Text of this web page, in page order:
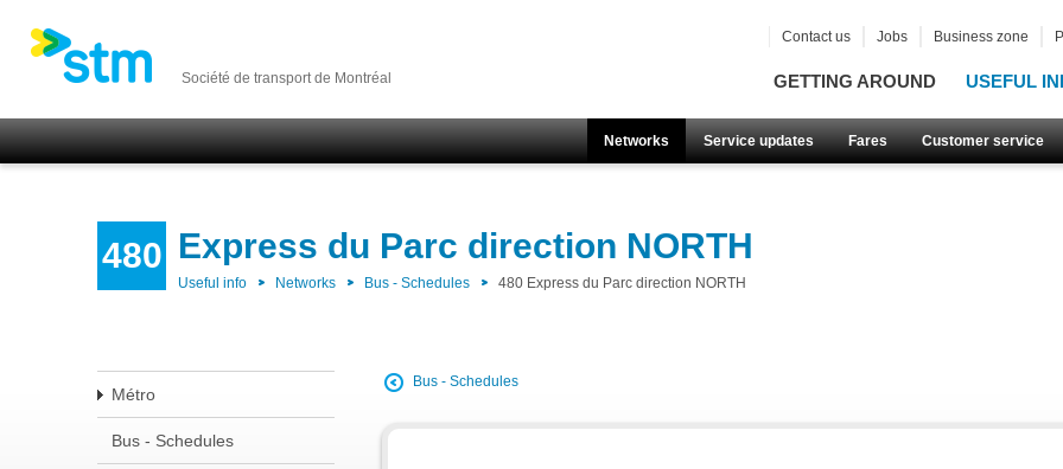
Société de transport de Montréal GETTING AROUND USEFUL
Networks Service updates Fares Customer service
Contact us Jobs Business zone
480 Express du Parc direction NORTH
Useful info Networks Bus - Schedules 480 Express du Parc direction NORTH
Métro
Bus - Schedules
Bus - Schedules